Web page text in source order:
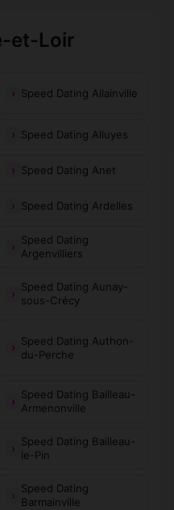
et-Loir
Speed Dating Allainville
Speed Dating Alluyes
Speed Dating Anet
Speed Dating Ardelles
Speed Dating
Argenvilliers
Speed Dating Aunay-
sous-Crécy
Speed Dating Authon-
du-Perche
Speed Dating Bailleau-
Armenonville
Speed Dating Bailleau-
le-Pin
Speed Dating
Barmainville